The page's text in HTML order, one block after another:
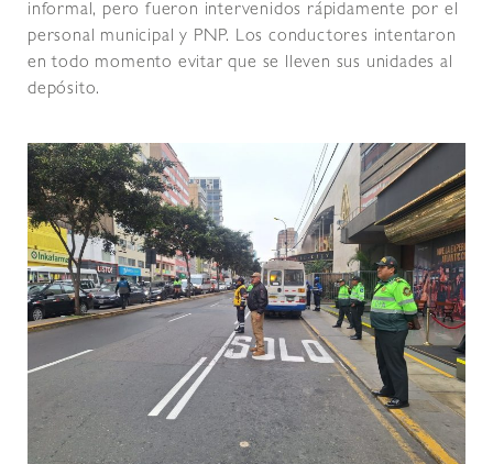
informal, pero fueron intervenidos rápidamente por el
personal municipal y PNP. Los conductores intentaron
en todo momento evitar que se lleven sus unidades al
depósito.